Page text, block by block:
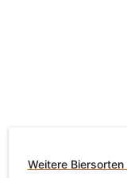
Weitere